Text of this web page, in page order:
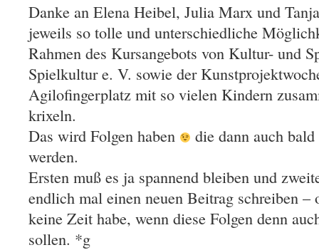
Danke an Elena Heibel, Julia Marx und
jeweils so tolle und unterschiedliche
Rahmen des Kursangebots von Kultur- und
Spielkultur e. V. sowie der
Agilofingerplatz mit so vielen Kindern
krixeln.
Das wird Folgen haben
die dann auch
werden.
Ersten muß es ja spannend bleiben und
endlich mal einen neuen Beitrag schreiben
keine Zeit habe, wenn diese Folgen denn
sollen. *g